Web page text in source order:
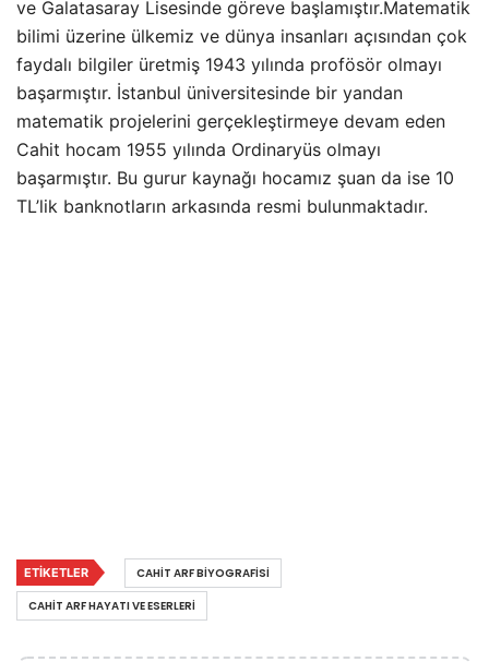
ve Galatasaray Lisesinde göreve başlamıştır.Matematik
bilimi üzerine ülkemiz ve dünya insanları açısından çok
faydalı bilgiler üretmiş 1943 yılında profösör olmayı
başarmıştır. İstanbul üniversitesinde bir yandan
matematik projelerini gerçekleştirmeye devam eden
Cahit hocam 1955 yılında Ordinaryüs olmayı
başarmıştır. Bu gurur kaynağı hocamız şuan da ise 10
TL’lik banknotların arkasında resmi bulunmaktadır.
ETIKETLER
CAHIT ARF BIYOGRAFISI
CAHIT ARF HAYATI VE ESERLERI